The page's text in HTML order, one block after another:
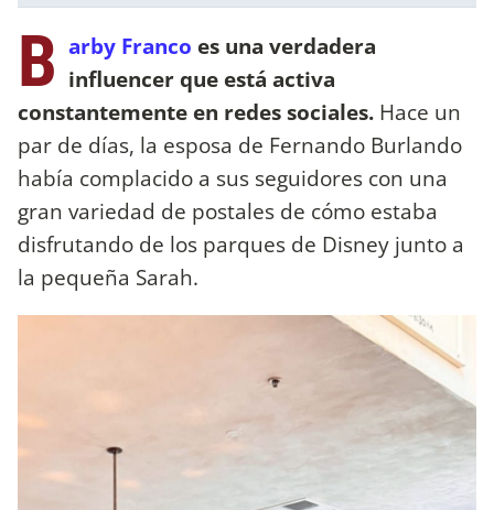
B arby Franco es una verdadera
influencer que está activa
constantemente en redes sociales. Hace un
par de días, la esposa de Fernando Burlando
había complacido a sus seguidores con una
gran variedad de postales de cómo estaba
disfrutando de los parques de Disney junto a
la pequeña Sarah.